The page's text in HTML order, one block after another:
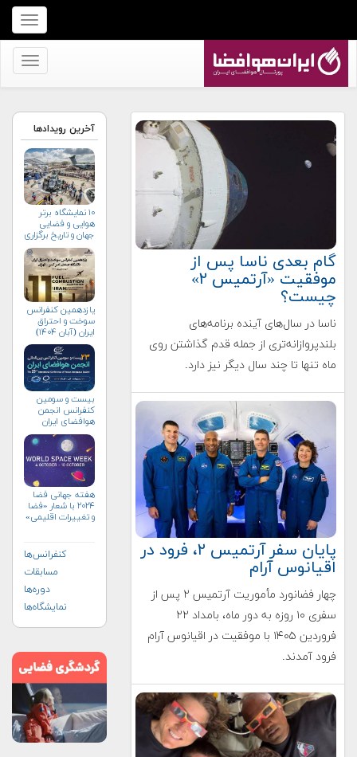
برای
نمایش
منو
برای
کنید
گام بعدی ناسا پس از
موفقیت «آرتمیس ۲»
چیست؟
ناسا در سال‌های آینده برنامه‌های
بلندپروازانه‌تری از جمله قدم گذاشتن روی
ماه تنها تا چند سال دیگر نیز دارد.
پایان سفر آرتمیس ۲، فرود در
اقیانوس آرام
چهار فضانورد مأموریت آرتمیس ۲ پس از
سفری ۱۰ روزه به دور ماه، بامداد ۲۲
فروردین ۱۴۰۵ با موفقیت در اقیانوس آرام
فرود آمدند.
آخرین رویدادها
۱۰ نمایشگاه برتر
هوایی و فضایی
جهان و تاریخ برگزاری
آن‌ها
یازدهمین کنفرانس
سوخت و احتراق
ایران (آبان‌ ۱۴۰۴)
بیست و سومین
کنفرانس انجمن
هوافضای ايران
هفته جهانی فضا
۲۰۲۴ با شعار «فضا
و تغییرات اقلیمی»
کنفرانس‌ها
مسابقات
دوره‌ها
نمایشگاه‌ها